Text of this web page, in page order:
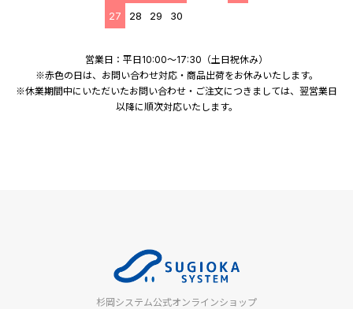
27
28 29 30
営業日：平日10:00～17:30（土日祝休み）
※赤色の日は、お問い合わせ対応・商品出荷をお休みいたします。
※休業期間中にいただいたお問い合わせ・ご注文につきましては、翌営業日
以降に順次対応いたします。
杉岡システム公式オンラインショップ